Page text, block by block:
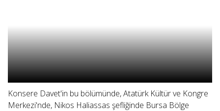
Konsere Davet'in bu bölümünde, Atatürk Kültür ve Kongre
Merkezi'nde, Nikos Haliassas şefliğinde Bursa Bölge